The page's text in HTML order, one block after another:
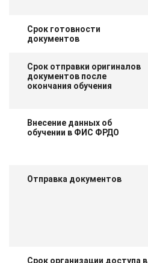
Срок готовности
документов
Срок отправки оригиналов
документов после
окончания обучения
Внесение данных об
обучении в ФИС ФРДО
Отправка документов
Срок организации доступа в